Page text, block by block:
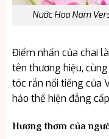
Nước Hoa Nam
Điểm nhấn của chai
tên thương hiệu,
tóc rắn nổi tiếng của
hảo thể hiện đẳng
Hương thơm của